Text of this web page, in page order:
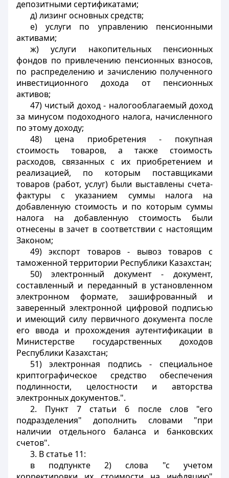
депозитными сертификатами;
д) лизинг основных средств;
е) услуги по управлению пенсионными
активами;
ж) услуги накопительных пенсионных
фондов по привлечению пенсионных взносов,
по распределению и зачислению полученного
инвестиционного дохода от пенсионных
активов;
47) чистый доход - налогооблагаемый доход
за минусом подоходного налога, начисленного
по этому доходу;
48) цена приобретения - покупная
стоимость товаров, а также стоимость
расходов, связанных с их приобретением и
реализацией, по которым поставщиками
товаров (работ, услуг) были выставлены счета-
фактуры с указанием суммы налога на
добавленную стоимость и по которым суммы
налога на добавленную стоимость были
отнесены в зачет в соответствии с настоящим
Законом;
49) экспорт товаров - вывоз товаров с
таможенной территории Республики Казахстан;
50) электронный документ - документ,
составленный и переданный в установленном
электронном формате, зашифрованный и
заверенный электронной цифровой подписью
и имеющий силу первичного документа после
его ввода и прохождения аутентификации в
Министерстве государственных доходов
Республики Казахстан;
51) электронная подпись - специальное
криптографическое средство обеспечения
подлинности, целостности и авторства
электронных документов.".
2. Пункт 7 статьи 6 после слов "его
подразделения" дополнить словами "при
наличии отдельного баланса и банковских
счетов".
3. В статье 11:
в подпункте 2) слова "с учетом